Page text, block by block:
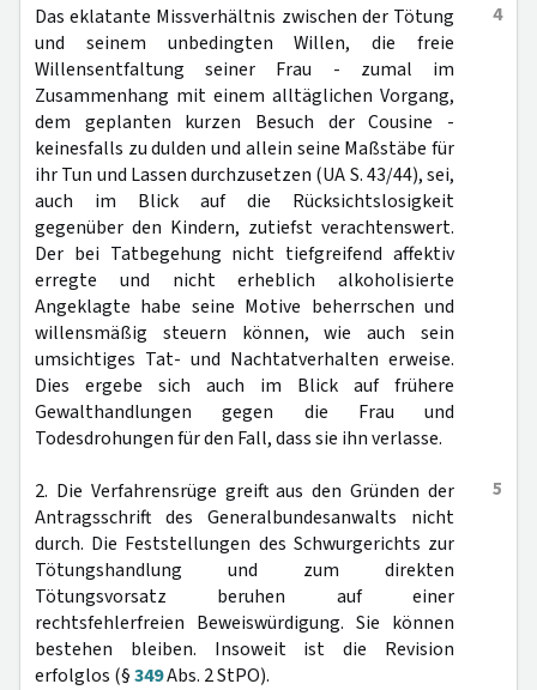
4
Das eklatante Missverhältnis zwischen der Tötung
und seinem unbedingten Willen, die freie
Willensentfaltung seiner Frau - zumal im
Zusammenhang mit einem alltäglichen Vorgang,
dem geplanten kurzen Besuch der Cousine -
keinesfalls zu dulden und allein seine Maßstäbe für
ihr Tun und Lassen durchzusetzen (UA S. 43/44), sei,
auch im Blick auf die Rücksichtslosigkeit
gegenüber den Kindern, zutiefst verachtenswert.
Der bei Tatbegehung nicht tiefgreifend affektiv
erregte und nicht erheblich alkoholisierte
Angeklagte habe seine Motive beherrschen und
willensmäßig steuern können, wie auch sein
umsichtiges Tat- und Nachtatverhalten erweise.
Dies ergebe sich auch im Blick auf frühere
Gewalthandlungen gegen die Frau und
Todesdrohungen für den Fall, dass sie ihn verlasse.
5
2. Die Verfahrensrüge greift aus den Gründen der
Antragsschrift des Generalbundesanwalts nicht
durch. Die Feststellungen des Schwurgerichts zur
Tötungshandlung und zum direkten
Tötungsvorsatz beruhen auf einer
rechtsfehlerfreien Beweiswürdigung. Sie können
bestehen bleiben. Insoweit ist die Revision
erfolglos (§349Abs. 2 StPO).